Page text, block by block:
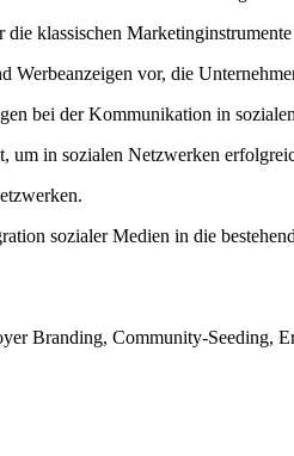
klassischen
vor, die
bei der Kommunikation in
um in sozialen Netzwerken
sozialer Medien in die
Branding, Community-Seeding,